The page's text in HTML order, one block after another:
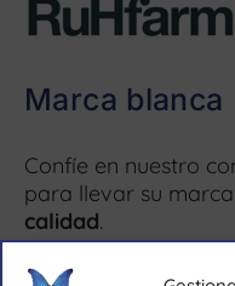
Marca blanca
Confíe en nuestro
para llevar su
calidad.